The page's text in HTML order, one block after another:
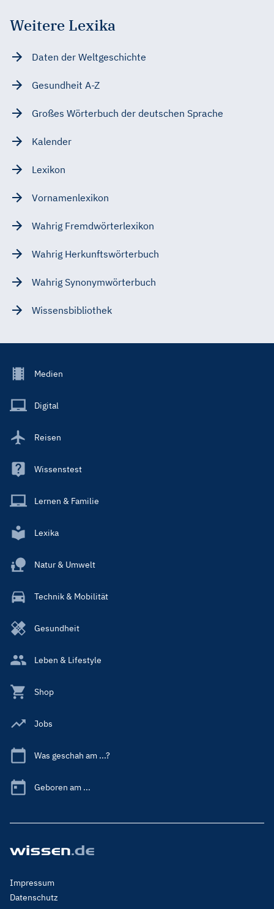
Weitere Lexika
Daten der Weltgeschichte
Gesundheit A-Z
Großes Wörterbuch der deutschen Sprache
Kalender
Lexikon
Vornamenlexikon
Wahrig Fremdwörterlexikon
Wahrig Herkunftswörterbuch
Wahrig Synonymwörterbuch
Wissensbibliothek
Footer
Main
Medien
Digital
Reisen
Wissenstest
Lernen & Familie
Lexika
Natur & Umwelt
Technik & Mobilität
Gesundheit
Leben & Lifestyle
Shop
Jobs
Was geschah am ...?
Geboren am ...
Footer
Menu
Impressum
Datenschutz